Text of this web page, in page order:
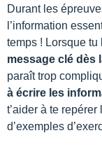
Durant les
l’information
temps ! Lorsque
message clé dès
paraît trop
à écrire les
t’aider à te
d’exemples